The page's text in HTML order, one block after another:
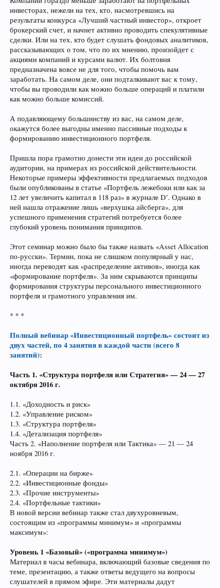
инвесторах, нежели на тех, кто, насмотревшись на
результаты конкурса «Лучший частный инвестор», откроет
брокерский счет, и начнет активно проводить спекулятивные
сделки. Или на тех, кто будет слушать фондовых аналитиков,
рассказывающих о том, что по их мнению, произойдет с
акциями компаний и курсами валют. Их болтовня
предназначена вовсе не для того, чтобы помочь вам
заработать. На самом деле, они подталкивают вас к тому,
чтобы вы проводили как можно больше операций и платили
как можно больше комиссий.
А подавляющему большинству из вас, на самом деле,
окажутся более выгодны именно пассивные подходы к
формированию инвестиционного портфеля.
Пришла пора грамотно донести эти идеи до российской
аудитории, на примерах из российской действительности.
Некоторые примеры эффективности предлагаемых подходов
были опубликованы в статье «Портфель лежебоки или как за
12 лет увеличить капитал в 118 раз» в журнале D’. Однако в
ней нашла отражение лишь «верхушка айсберга», для
успешного применения стратегий потребуется более
глубокий уровень понимания принципов.
Этот семинар можно было бы также назвать «Asset Allocation
по-русски». Термин, пока не слишком популярный у нас,
иногда переводят как «распределение активов», иногда как
«формирование портфеля». За ним скрываются принципы
формирования структуры персонального инвестиционного
портфеля и грамотного управления им.
* * *
Полный вебинар «Инвестиционный портфель» состоит из
двух частей, по 4 занятия в каждой части (всего 8
занятий):
Часть 1. «Структура портфеля или Стратегия» — 24 — 27
октября 2016 г.
1.1. «Доходность и риск»
1.2. «Управление риском»
1.3. «Структура портфеля»
1.4. «Детализация портфеля»
Часть 2. «Наполнение портфеля или Тактика» — 21 — 24
ноября 2016 г.
2.1. «Операции на бирже»
2.2. «Инвестиционные фонды»
2.3. «Прочие инструменты»
2.4. «Портфельные тактики»
В новой версии вебинар также стал двухуровневым,
состоящим из «программы минимум» и «программы
максимум»:
Уровень 1 «Базовый» («программа минимум»)
Материал в часы вебинара, включающий базовые сведения по
теме, презентацию, а также ответы ведущего на вопросы
слушателей в прямом эфире. Эти материалы дадут